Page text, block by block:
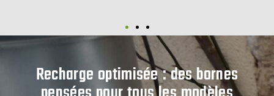
Recharge optimisée : des bornes